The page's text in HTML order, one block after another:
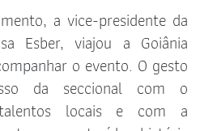
a vice-presidente da
Esber, viajou a Goiânia
o evento. O gesto
da seccional com o
locais e com a